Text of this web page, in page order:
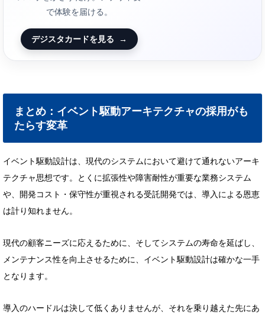
で体験を届ける。
デジスタカードを見る →
まとめ：イベント駆動アーキテクチャの採用がも
たらす変革
イベント駆動設計は、現代のシステムにおいて避けて通れないアーキ
テクチャ思想です。とくに拡張性や障害耐性が重要な業務システム
や、開発コスト・保守性が重視される受託開発では、導入による恩恵
は計り知れません。
現代の顧客ニーズに応えるために、そしてシステムの寿命を延ばし、
メンテナンス性を向上させるために、イベント駆動設計は確かな一手
となります。
導入のハードルは決して低くありませんが、それを乗り越えた先にあ